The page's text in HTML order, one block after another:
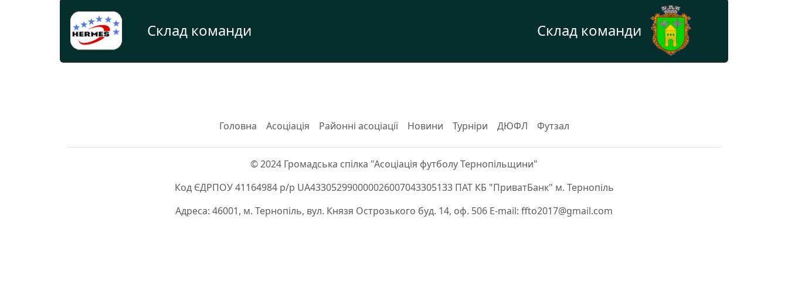
Склад команди Склад команди
Головна Асоціація Районні асоціації Новини Турніри ДЮФЛ Футзал
© 2024 Громадська спілка "Асоціація футболу Тернопільщини"
Код ЄДРПОУ 41164984 р/р UA433052990000026007043305133 ПАТ КБ "ПриватБанк" м. Тернопіль
Адреса: 46001, м. Тернопіль, вул. Князя Острозького буд. 14, оф. 506 E-mail: ffto2017@gmail.com